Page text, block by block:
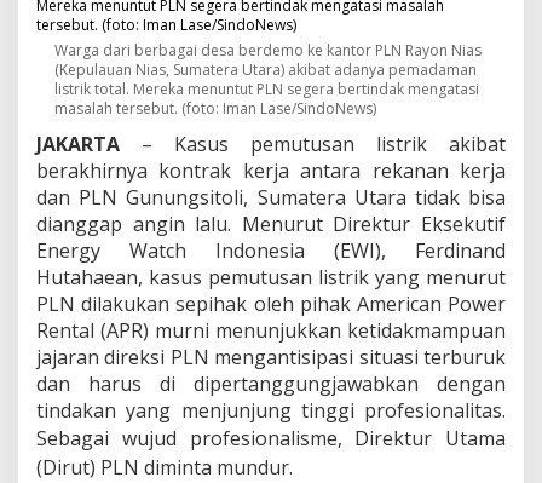
s
P
u
t
u
,
D
i
r
u
t
P
L
N
D
i
m
n
t
Warga dari berbagai desa berdemo ke kantor PLN Rayon Nias
(Kepulauan Nias, Sumatera Utara) akibat adanya pemadaman
listrik total. Mereka menuntut PLN segera bertindak mengatasi
masalah tersebut. (foto: Iman Lase/SindoNews)
JAKARTA – Kasus pemutusan listrik akibat
berakhirnya kontrak kerja antara rekanan kerja
dan PLN Gunungsitoli, Sumatera Utara tidak bisa
dianggap angin lalu. Menurut Direktur Eksekutif
Energy Watch Indonesia (EWI), Ferdinand
Hutahaean, kasus pemutusan listrik yang menurut
PLN dilakukan sepihak oleh pihak American Power
Rental (APR) murni menunjukkan ketidakmampuan
jajaran direksi PLN mengantisipasi situasi terburuk
dan harus di dipertanggungjawabkan dengan
tindakan yang menjunjung tinggi profesionalitas.
Sebagai wujud profesionalisme, Direktur Utama
(Dirut) PLN diminta mundur.